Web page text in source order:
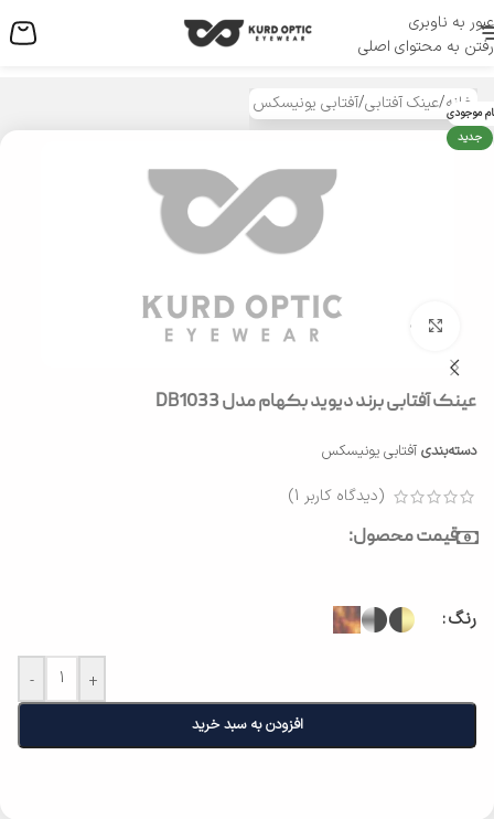
عبور به ناوبری
رفتن به محتوای اصلی
منو
خانه/عینک آفتابی/آفتابی یونیسکس
موجودی
جدید
بزرگنمایی تصویر
عینک آفتابی برند دیوید بکهام مدل DB1033
دسته‌بندی آفتابی یونیسکس
(دیدگاه کاربر 1
)
قیمت محصول:
رنگ
- +
افزودن به سبد خرید